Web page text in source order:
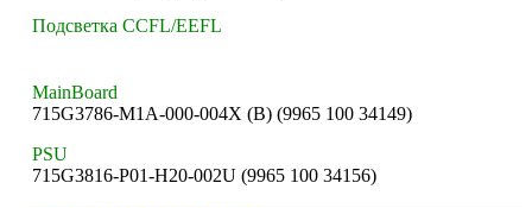
Подсветка CCFL/EEFL
MainBoard
715G3786-M1A-000-004X (B) (9965 100 34149)
PSU
715G3816-P01-H20-002U (9965 100 34156)